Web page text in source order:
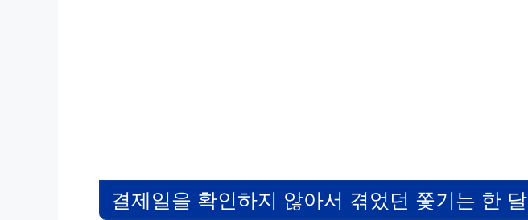
결제일을 확인하지 않아서 겪었던 쫓기는 한 달